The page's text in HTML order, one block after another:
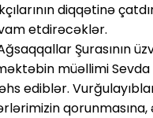
diqqətinə
etdirəcəklər.
Şurasının
müəllimi
ediblər.